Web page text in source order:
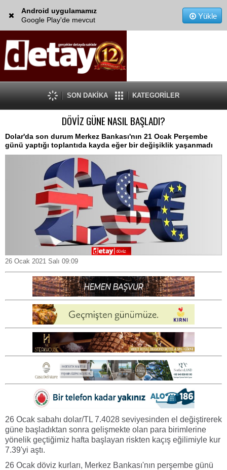
Android uygulamamız
Google Play'de mevcut
Yükle
SON DAKİKA KATEGORİLER
DÖVİZ GÜNE NASIL BAŞLADI?
Dolar'da son durum Merkez Bankası'nın 21 Ocak Perşembe
günü yaptığı toplantıda kayda eğer bir değişiklik yaşanmadı
26 Ocak 2021 Salı 09:09
26 Ocak sabahı dolar/TL 7.4028 seviyesinden el değiştirerek
güne başladıktan sonra gelişmekte olan para birimlerine
yönelik geçtiğimiz hafta başlayan riskten kaçış eğilimiyle kur
7.39'yi aştı.
26 Ocak döviz kurları, Merkez Bankası'nın perşembe günü